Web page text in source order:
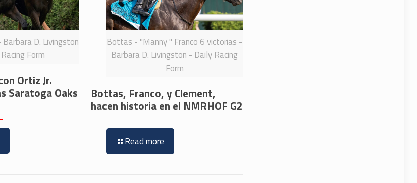
D. Livingston
Form
Ortiz Jr.
Saratoga Oaks
Bottas - "Manny " Franco 6 victorias -
Barbara D. Livingston - Daily Racing
Form
Bottas, Franco, y Clement,
hacen historia en el NMRHOF G2
Read more